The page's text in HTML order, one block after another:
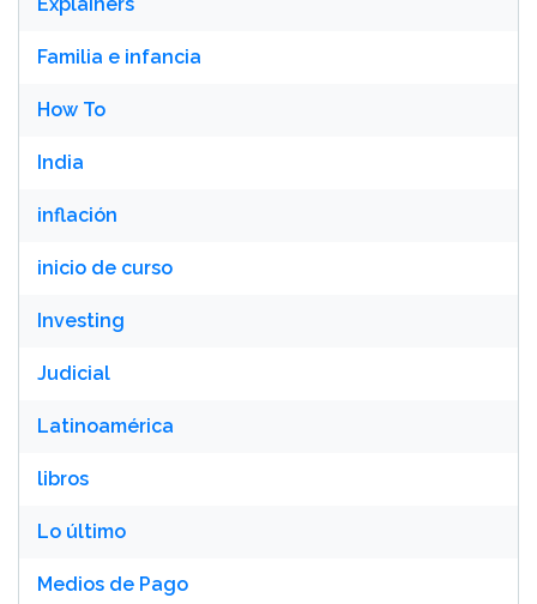
Familia e infancia
How To
India
inflación
inicio de curso
Investing
Judicial
Latinoamérica
libros
Lo último
Medios de Pago